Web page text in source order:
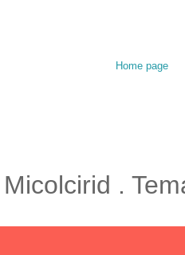
Home page
Micolcirid .